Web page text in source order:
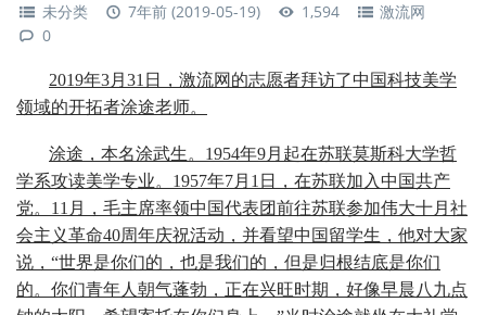
未分类 7年前 (2019-05-19) 1,594
激流网
0
2019年3月31日，激流网的志愿者拜访了中国科技美学
领域的开拓者涂途老师。
涂途，本名涂武生。1954年9月起在苏联莫斯科大学哲
学系攻读美学专业。1957年7月1日，在苏联加入中国共产
党。11月，毛主席率领中国代表团前往苏联参加伟大十月社
会主义革命40周年庆祝活动，并看望中国留学生，他对大家
说，“世界是你们的，也是我们的，但是归根结底是你们
的。你们青年人朝气蓬勃，正在兴旺时期，好像早晨八九点